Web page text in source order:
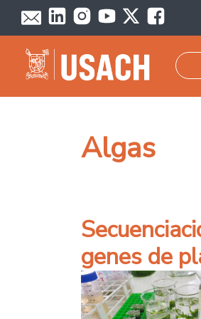
Pasar al contenido principal
Algas
genes de